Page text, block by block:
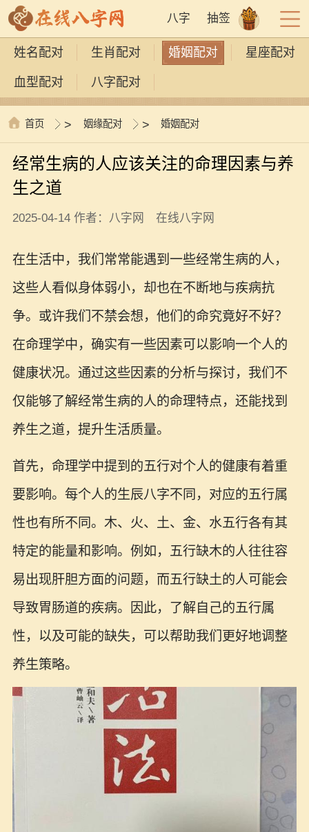
八字 抽签
姓名配对 生肖配对 婚姻配对 星座配对
血型配对 八字配对
首页 > 姻缘配对 > 婚姻配对
经常生病的人应该关注的命理因素与养
生之道
2025-04-14 作者：八字网 在线八字网
在生活中，我们常常能遇到一些经常生病的人，
这些人看似身体弱小，却也在不断地与疾病抗
争。或许我们不禁会想，他们的命究竟好不好？
在命理学中，确实有一些因素可以影响一个人的
健康状况。通过这些因素的分析与探讨，我们不
仅能够了解经常生病的人的命理特点，还能找到
养生之道，提升生活质量。
首先，命理学中提到的五行对个人的健康有着重
要影响。每个人的生辰八字不同，对应的五行属
性也有所不同。木、火、土、金、水五行各有其
特定的能量和影响。例如，五行缺木的人往往容
易出现肝胆方面的问题，而五行缺土的人可能会
导致胃肠道的疾病。因此，了解自己的五行属
性，以及可能的缺失，可以帮助我们更好地调整
养生策略。